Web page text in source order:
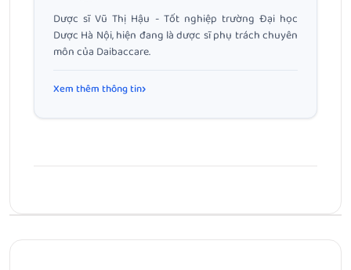
Dược sĩ Vũ Thị Hậu - Tốt nghiệp trường Đại học
Dược Hà Nội, hiện đang là dược sĩ phụ trách chuyên
môn của Daibaccare.
Xem thêm thông tin
Cách xử lý khi bị ngứa vùng kín sau kỳ kinh nguyệt đúng